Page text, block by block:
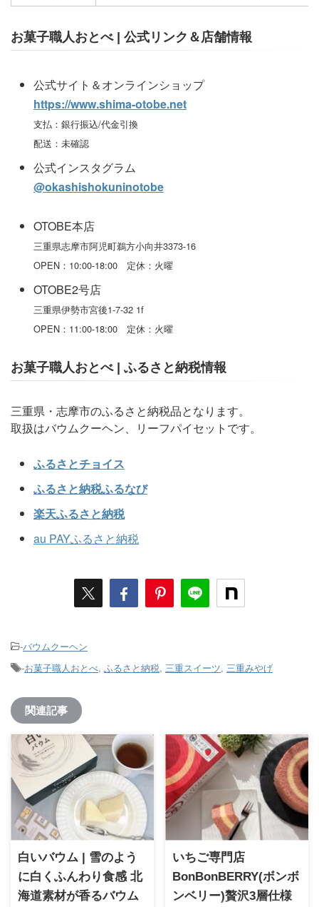
お菓子職人おとべ | 公式リンク＆店舗情報
公式サイト＆オンラインショップ
https://www.shima-otobe.net
支払：銀行振込/代金引換
配送：未確認
公式インスタグラム
@okashishokuninotobe
OTOBE本店
三重県志摩市阿児町鵜方小向井3373-16
OPEN：10:00-18:00 定休：火曜
OTOBE2号店
三重県伊勢市宮後1-7-32 1f
OPEN：11:00-18:00 定休：火曜
お菓子職人おとべ | ふるさと納税情報
三重県・志摩市のふるさと納税品となります。
取扱はバウムクーヘン、リーフパイセットです。
ふるさとチョイス
ふるさと納税ふるなび
楽天ふるさと納税
au PAYふるさと納税
-バウムクーヘン
-お菓子職人おとべ, ふるさと納税, 三重スイーツ, 三重みやげ
関連記事
白いバウム | 雪のよう
に白くふんわり食感 北
海道素材が香るバウム
いちご専門店
BonBonBERRY(ボンボ
ンベリー)贅沢3層仕様